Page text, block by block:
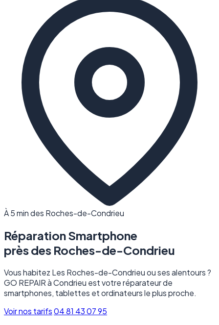
À 5 min des Roches-de-Condrieu
Réparation Smartphone
près des Roches-de-Condrieu
Vous habitez Les Roches-de-Condrieu ou ses alentours ?
GO REPAIR à Condrieu est votre réparateur de
smartphones, tablettes et ordinateurs le plus proche.
Voir nos tarifs04 81 43 07 95